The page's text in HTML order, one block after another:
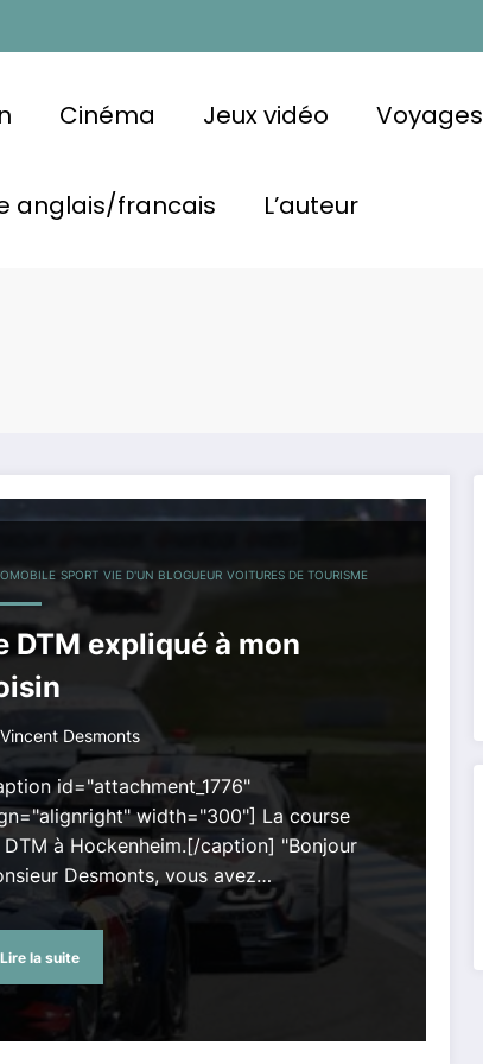
Cinéma Jeux vidéo Voyages
anglais/francais L’auteur
SPORT VIE D'UN BLOGUEUR VOITURES DE TOURISME
DTM expliqué à mon
Vincent Desmonts
id="attachment_1776"
width="300"] La course
DTM à Hockenheim.[/caption] "Bonjour
Desmonts, vous avez…
Lire la suite